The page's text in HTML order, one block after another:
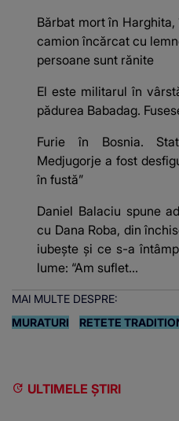
Bărbat mort în
camion încărcat cu
persoane sunt rănite
El este militarul în
pădurea Babadag.
Furie în Bosnia.
Medjugorje a fost
în fustă”
Daniel Balaciu spune
cu Dana Roba, din
iubește și ce s-a
lume: “Am suflet...
MAI MULTE DESPRE:
MURATURI
RETETE
ULTIMELE ȘTIRI